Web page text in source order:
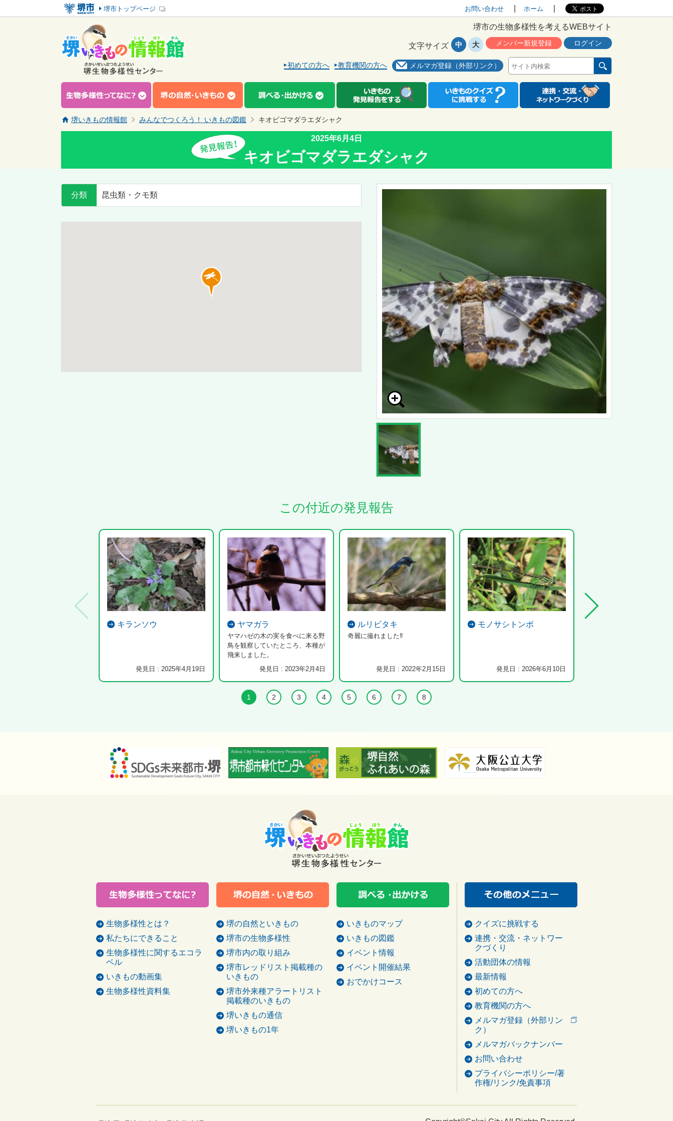
堺市トップページ お問い合わせ ホーム
堺市の生物多様性を考えるWEBサイト
初めての方へ 教育機関の方へ メルマガ登録（外部リンク）
メンバー新規登録 ログイン
文字サイズ 中 大
堺いきもの情報館 みんなでつくろう！ いきもの図鑑 キオビゴマダラエダシャク
2025年6月4日
キオビゴマダラエダシャク
分類 昆虫類・クモ類
この付近の発見報告
キランソウ
発見日 : 2025年4月19日
ヤマガラ
ヤマハゼの木の実を食べに来る野
鳥を観察していたところ、本種が
飛来しました。
発見日 : 2023年2月4日
ルリビタキ
奇麗に撮れました‼
発見日 : 2022年2月15日
モノサシトンボ
発見日 : 2026年6月10日
1 2 3 4 5 6 7 8
生物多様性とは？
私たちにできること
生物多様性に関するエコラ
ベル
いきもの動画集
生物多様性資料集
堺の自然といきもの
堺市の生物多様性
堺市内の取り組み
堺市レッドリスト掲載種の
いきもの
堺市外来種アラートリスト
掲載種のいきもの
堺いきもの通信
堺いきもの1年
いきものマップ
いきもの図鑑
イベント情報
イベント開催結果
おでかけコース
クイズに挑戦する
連携・交流・ネットワー
クづくり
活動団体の情報
最新情報
初めての方へ
教育機関の方へ
メルマガ登録（外部リン
ク）
メルマガバックナンバー
お問い合わせ
プライバシーポリシー/著
作権/リンク/免責事項